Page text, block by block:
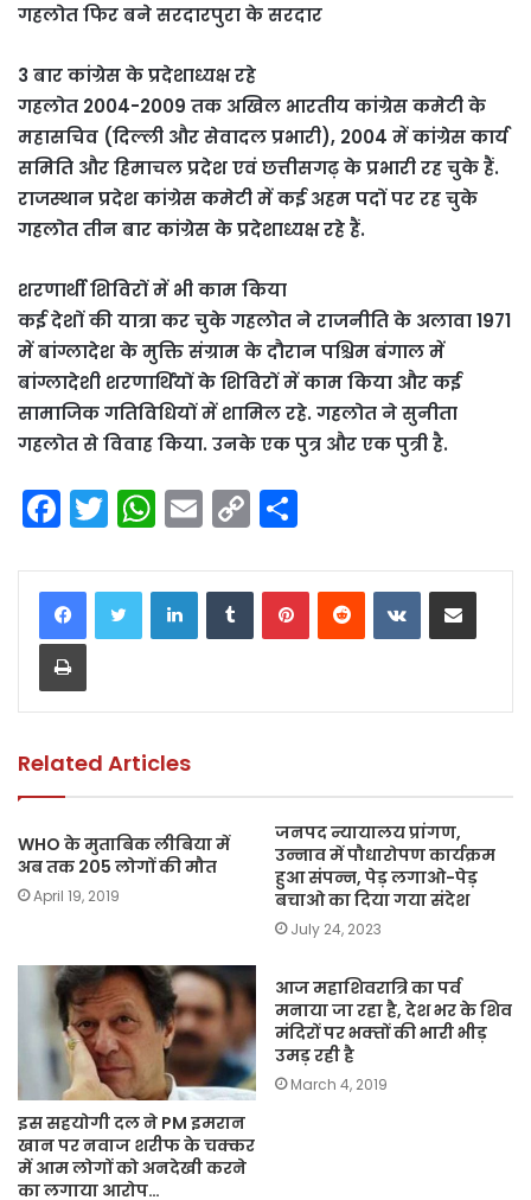
गहलोत फिर बने सरदारपुरा के सरदार
3 बार कांग्रेस के प्रदेशाध्यक्ष रहे
गहलोत 2004-2009 तक अखिल भारतीय कांग्रेस कमेटी के
महासचिव (दिल्ली और सेवादल प्रभारी), 2004 में कांग्रेस कार्य
समिति और हिमाचल प्रदेश एवं छत्तीसगढ़ के प्रभारी रह चुके हैं.
राजस्थान प्रदेश कांग्रेस कमेटी में कई अहम पदों पर रह चुके
गहलोत तीन बार कांग्रेस के प्रदेशाध्यक्ष रहे हैं.
शरणार्थी शिविरों में भी काम किया
कई देशों की यात्रा कर चुके गहलोत ने राजनीति के अलावा 1971
में बांग्लादेश के मुक्ति संग्राम के दौरान पश्चिम बंगाल में
बांग्लादेशी शरणार्थियों के शिविरों में काम किया और कई
सामाजिक गतिविधियों में शामिल रहे. गहलोत ने सुनीता
गहलोत से विवाह किया. उनके एक पुत्र और एक पुत्री है.
F
a
c
e
b
o
k
T
w
itt
er
W
h
a
ts
p
E
m
ai
l
C
o
p
y
n
ar
e
LinkedInTumblrPinterestReddit VKontakteShare via Email
Print
Related Articles
WHO के मुताबिक लीबिया में
अब तक 205 लोगों की मौत
April 19, 2019
जनपद न्यायालय प्रांगण,
उन्नाव में पौधारोपण कार्यक्रम
हुआ संपन्न, पेड़ लगाओ-पेड़
बचाओ का दिया गया संदेश
July 24, 2023
इस सहयोगी दल ने PM इमरान
खान पर नवाज शरीफ के चक्कर
में आम लोगों को अनदेखी करने
का लगाया आरोप…
आज महाशिवरात्रि का पर्व
मनाया जा रहा है, देश भर के शिव
मंदिरों पर भक्‍तों की भारी भीड़
उमड़ रही है
March 4, 2019